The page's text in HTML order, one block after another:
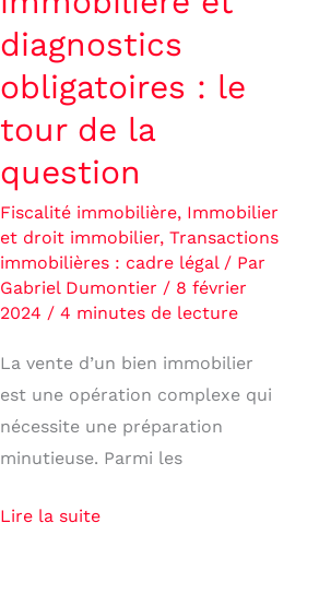
diagnostics
obligatoires : le
tour de la
question
Fiscalité immobilière, Immobilier
et droit immobilier, Transactions
immobilières : cadre légal/ Par
Gabriel Dumontier / 8 février
2024 / 4 minutes de lecture
La vente d’un bien immobilier
est une opération complexe qui
nécessite une préparation
minutieuse. Parmi les
question
Lire la suite